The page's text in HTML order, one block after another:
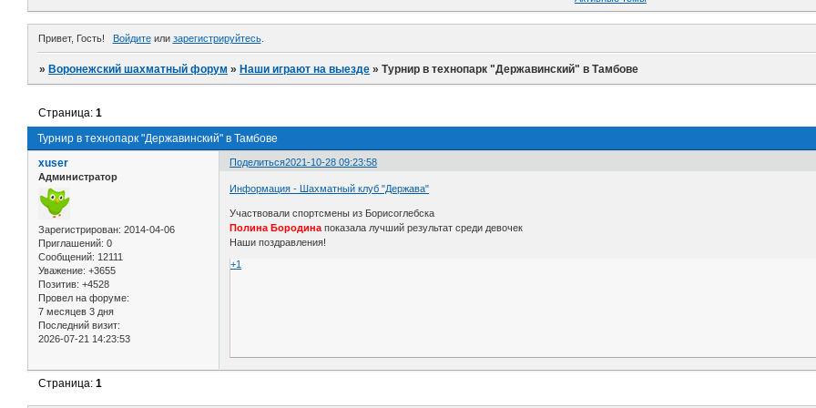
Привет, Гость! Войдитеили зарегистрируйтесь.
»Воронежский шахматный форум »Наши играют на выезде »Турнир в технопарк "Державинский" в Тамбове
Турнир в технопарк "Державинский" в Тамбове
Страница:1
Поделиться2021-10-28 09:23:58
xuser
Администратор
Зарегистрирован: 2014-04-06
Приглашений: 0
Сообщений: 12111
Уважение: +3655
Позитив: +4528
Провел на форуме:
7 месяцев 3 дня
Последний визит:
2026-07-21 14:23:53
Информация - Шахматный клуб "Держава"
Участвовали спортсмены из Борисоглебска
Полина Бородина показала лучший результат среди девочек
Наши поздравления!
+1
Страница:1